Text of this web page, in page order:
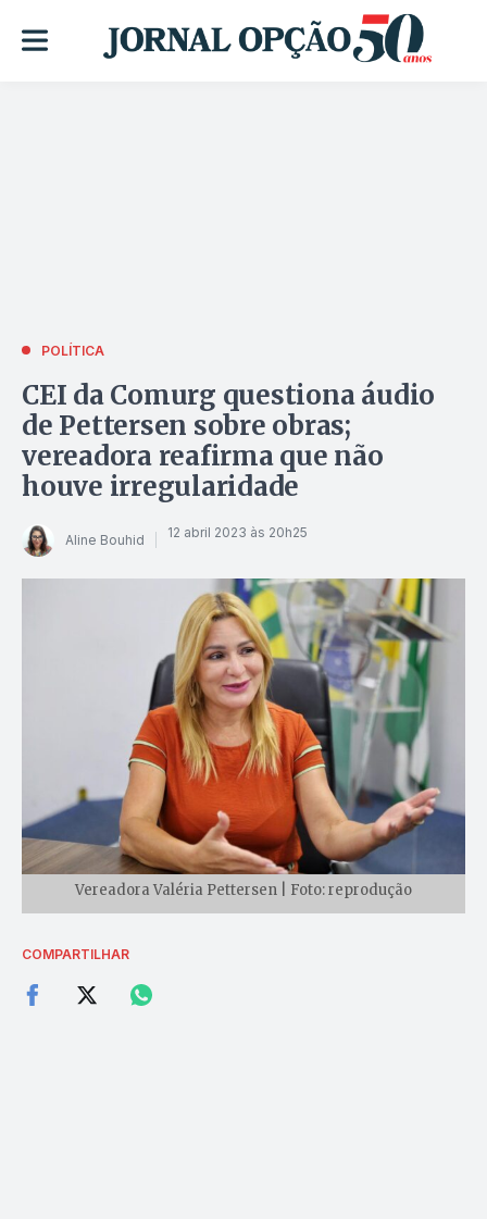
POLÍTICA
CEI da Comurg questiona áudio
de Pettersen sobre obras;
vereadora reafirma que não
houve irregularidade
Aline Bouhid 12 abril 2023 às 20h25
Vereadora Valéria Pettersen | Foto: reprodução
COMPARTILHAR